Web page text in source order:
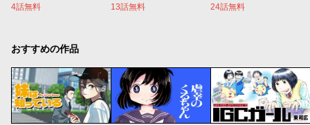
4話無料 13話無料 24話無料
おすすめの作品